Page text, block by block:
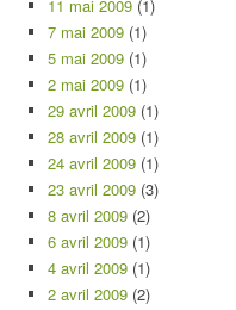
11 mai 2009 (1)
7 mai 2009 (1)
5 mai 2009 (1)
2 mai 2009 (1)
29 avril 2009 (1)
28 avril 2009 (1)
24 avril 2009 (1)
23 avril 2009 (3)
8 avril 2009 (2)
6 avril 2009 (1)
4 avril 2009 (1)
2 avril 2009 (2)